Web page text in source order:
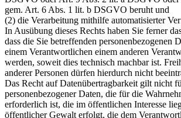
gem. Art. 6 Abs. 1 lit. b DSGVO beruht und
(2) die Verarbeitung mithilfe automatisierter
In Ausübung dieses Rechts haben Sie ferner
dass die Sie betreffenden personenbezogenen
einem Verantwortlichen einem anderen
werden, soweit dies technisch machbar ist.
anderer Personen dürfen hierdurch nicht
Das Recht auf Datenübertragbarkeit gilt nicht
personenbezogener Daten, die für die
erforderlich ist, die im öffentlichen Interesse
öffentlicher Gewalt erfolgt, die dem